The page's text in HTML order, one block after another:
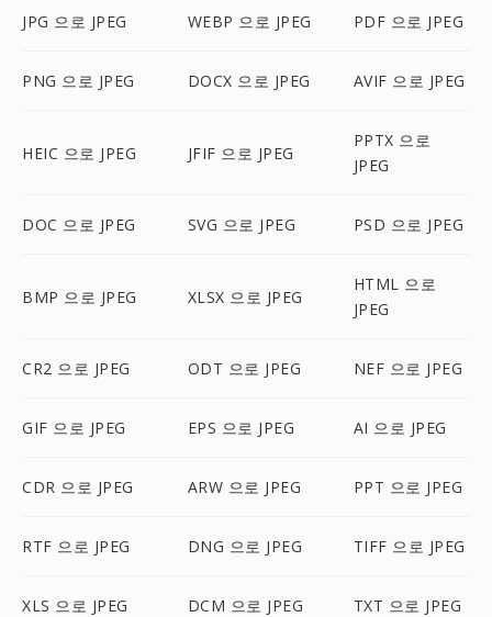
JPG 으로 JPEG WEBP 으로 JPEG PDF 으로 JPEG
PNG 으로 JPEG DOCX 으로 JPEG AVIF 으로 JPEG
HEIC 으로 JPEG JFIF 으로 JPEG
PPTX 으로
JPEG
DOC 으로 JPEG SVG 으로 JPEG PSD 으로 JPEG
BMP 으로 JPEG XLSX 으로 JPEG
HTML 으로
JPEG
CR2 으로 JPEG ODT 으로 JPEG NEF 으로 JPEG
GIF 으로 JPEG EPS 으로 JPEG AI 으로 JPEG
CDR 으로 JPEG ARW 으로 JPEG PPT 으로 JPEG
RTF 으로 JPEG DNG 으로 JPEG TIFF 으로 JPEG
XLS 으로 JPEG DCM 으로 JPEG TXT 으로 JPEG